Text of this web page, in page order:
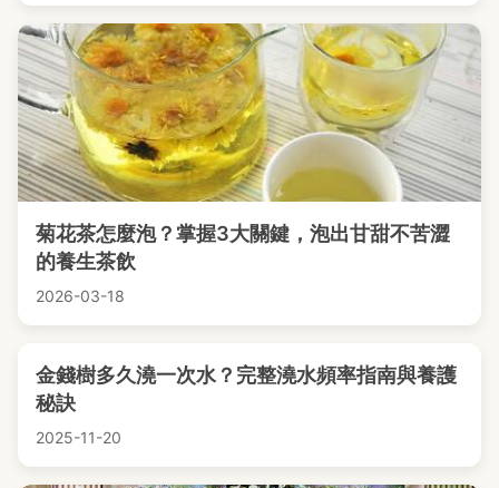
菊花茶怎麼泡？掌握3大關鍵，泡出甘甜不苦澀
的養生茶飲
2026-03-18
金錢樹多久澆一次水？完整澆水頻率指南與養護
秘訣
2025-11-20